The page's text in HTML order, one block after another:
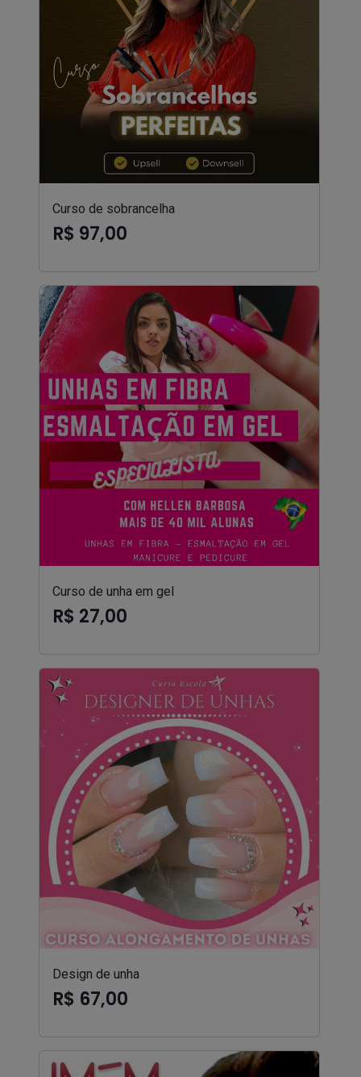
Curso de sobrancelha
R$ 97,00
Curso de unha em gel
R$ 27,00
Design de unha
R$ 67,00